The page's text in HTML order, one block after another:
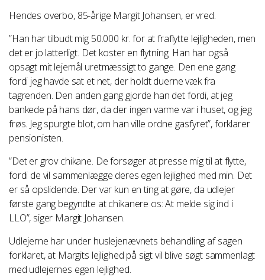
Hendes overbo, 85-årige Margit Johansen, er vred.
”Han har tilbudt mig 50.000 kr. for at fraflytte lejligheden, men
det er jo latterligt. Det koster en flytning. Han har også
opsagt mit lejemål uretmæssigt to gange. Den ene gang
fordi jeg havde sat et net, der holdt duerne væk fra
tagrenden. Den anden gang gjorde han det fordi, at jeg
bankede på hans dør, da der ingen varme var i huset, og jeg
frøs. Jeg spurgte blot, om han ville ordne gasfyret”, forklarer
pensionisten.
”Det er grov chikane. De forsøger at presse mig til at flytte,
fordi de vil sammenlægge deres egen lejlighed med min. Det
er så opslidende. Der var kun en ting at gøre, da udlejer
første gang begyndte at chikanere os: At melde sig ind i
LLO”, siger Margit Johansen.
Udlejerne har under huslejenævnets behandling af sagen
forklaret, at Margits lejlighed på sigt vil blive søgt sammenlagt
med udlejernes egen lejlighed.